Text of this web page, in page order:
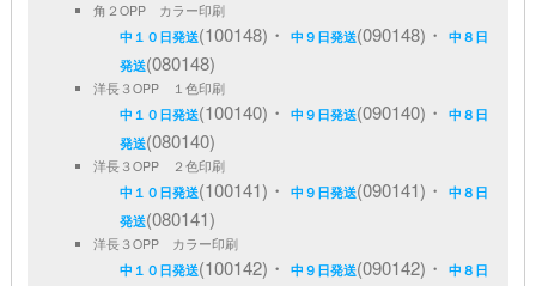
角２OPP カラー印刷
中１０日発送(100148)・中９日発送(090148)・中８日
発送(080148)
洋長３OPP １色印刷
中１０日発送(100140)・中９日発送(090140)・中８日
発送(080140)
洋長３OPP ２色印刷
中１０日発送(100141)・中９日発送(090141)・中８日
発送(080141)
洋長３OPP カラー印刷
中１０日発送(100142)・中９日発送(090142)・中８日